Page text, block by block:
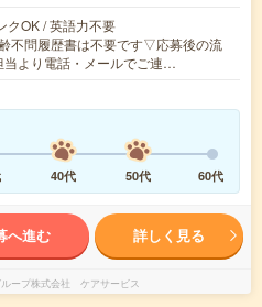
クOK / 英語力不要
不問履歴書は不要です▽応募後の流
当より電話・メールでご連…
40代 50代 60代
へ進む 詳しく見る
ループ株式会社 ケアサービス